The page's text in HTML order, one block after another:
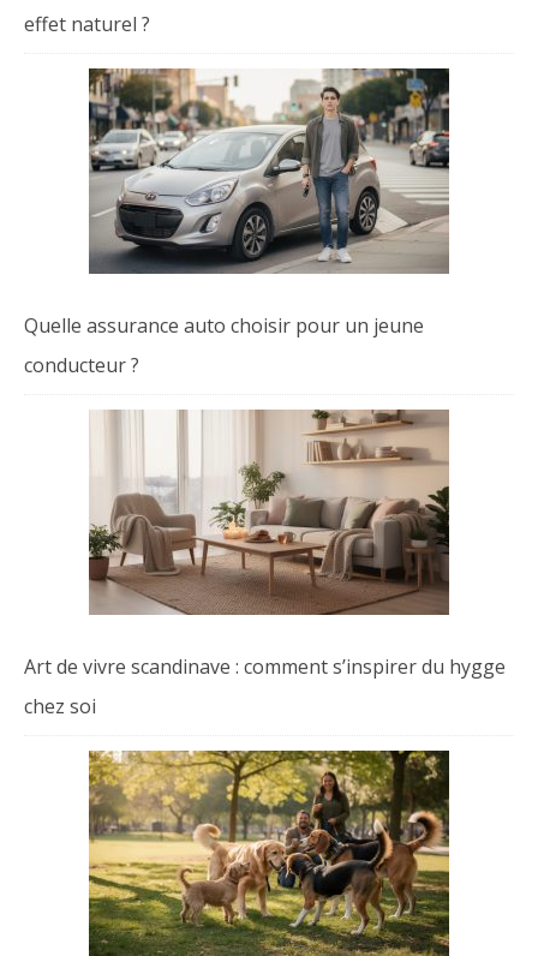
effet naturel ?
Quelle assurance auto choisir pour un jeune
conducteur ?
Art de vivre scandinave : comment s’inspirer du hygge
chez soi